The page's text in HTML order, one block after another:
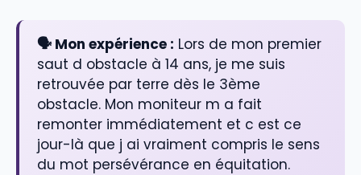
🗣️ Mon expérience : Lors de mon premier
saut d obstacle à 14 ans, je me suis
retrouvée par terre dès le 3ème
obstacle. Mon moniteur m a fait
remonter immédiatement et c est ce
jour-là que j ai vraiment compris le sens
du mot persévérance en équitation.